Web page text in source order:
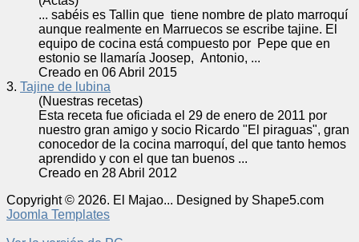
... sabéis es Tallin que tiene nombre de plato marroquí
aunque realmente en Marruecos se escribe tajine. El
equipo de cocina está compuesto por Pepe que en
estonio se llamaría Joosep, Antonio, ...
Creado en 06 Abril 2015
3. Tajine de lubina
(Nuestras recetas)
Esta receta fue oficiada el 29 de enero de 2011 por
nuestro gran amigo y socio Ricardo "El piraguas", gran
conocedor de la cocina marroquí, del que tanto hemos
aprendido y con el que tan buenos ...
Creado en 28 Abril 2012
Copyright © 2026. El Majao... Designed by Shape5.com
Joomla Templates